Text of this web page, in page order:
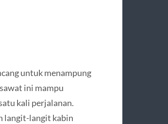
untuk menampung
ini mampu
kali perjalanan.
langit-langit kabin